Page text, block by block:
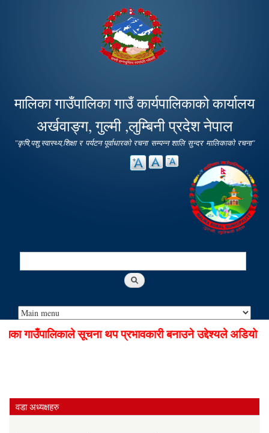
main
content
मालिका गाउँपालिका गाउँ कार्यपालिकाको कार्यालय
अर्खवाङ्ग, गुल्मी ,लुम्बिनी प्रदेश नेपाल
"कृषि,पशु,स्वास्थ्य,शिक्षा र पर्यटन पूर्वाधारको रचना सम्पन्न शालि सुन्दर मालिकाको रचना"
Search
गाउँपालिकाले सूचना थप प्रभावकारी बनाउने उद्देश्यले अडियो
वडा अध्यक्षहरु